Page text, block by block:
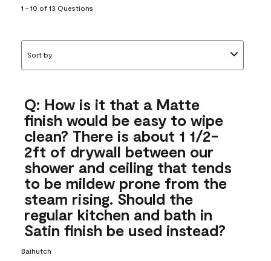
1 - 10 of 13 Questions
Sort by
Q: How is it that a Matte
finish would be easy to wipe
clean? There is about 1 1/2-
2ft of drywall between our
shower and ceiling that tends
to be mildew prone from the
steam rising. Should the
regular kitchen and bath in
Satin finish be used instead?
Baihutch